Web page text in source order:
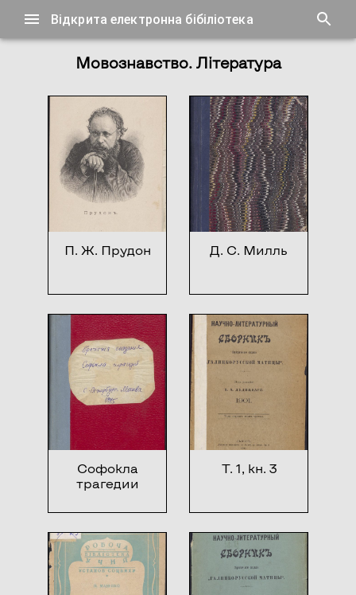
Відкрита електронна бібіліотека
Мовознавство. Література
П. Ж. Прудон Д. С. Милль
Софокла
трагедии
Т. 1, кн. 3